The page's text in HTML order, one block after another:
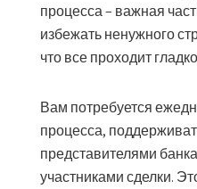
процесса – важная
избежать ненужного
что все проходит
Вам потребуется
процесса,
представителями
участниками сделки.